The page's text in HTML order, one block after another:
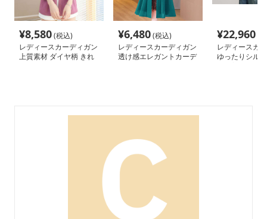
¥8,580(税込)
レディースカーディガン
上質素材 ダイヤ柄 きれ
¥6,480(税込)
レディースカーディガン
透け感エレガントカーデ
¥22,960
レディースカ
ゆったりシル